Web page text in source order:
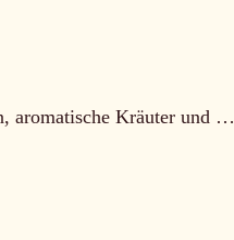
aromatische Kräuter und …